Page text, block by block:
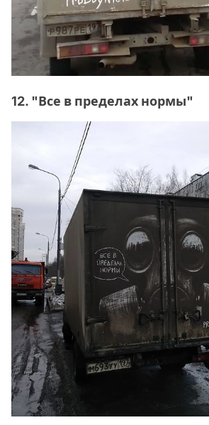
12. "Все в пределах нормы"